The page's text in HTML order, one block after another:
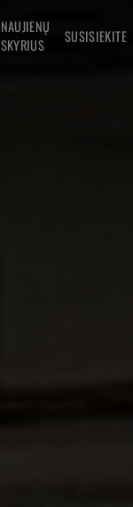
NAUJIENŲ
SKYRIUS
SUSISIEKITE